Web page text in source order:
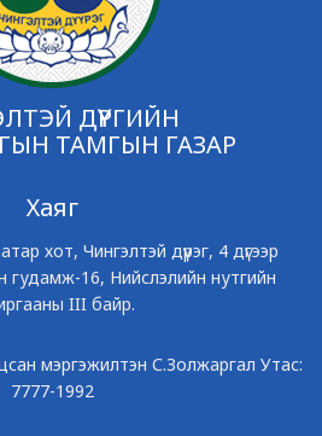
ДҮҮРГИЙН
ТАМГЫН ГАЗАР
Хаяг
хот, Чингэлтэй дүүрэг, 4 дүгээр
16, Нийслэлийн нутгийн
III байр.
мэргэжилтэн С.Золжаргал Утас:
7777-1992